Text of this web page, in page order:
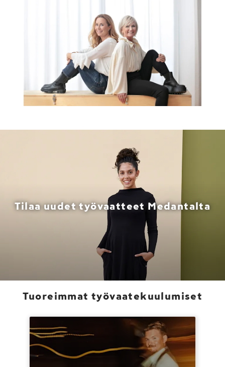
Tilaa uudet työvaatteet Medantalta
Tuoreimmat työvaatekuulumiset